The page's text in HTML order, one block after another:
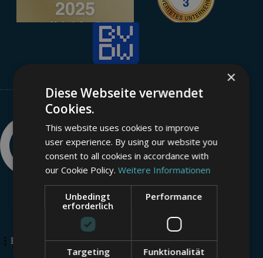
BRANCHEN
×
Diese Webseite verwendet
Cookies.
This website uses cookies to improve
user experience. By using our website you
consent to all cookies in accordance with
our Cookie Policy.Weitere Informationen
Unbedingt
erforderlich
Performance
Targeting Funktionalität